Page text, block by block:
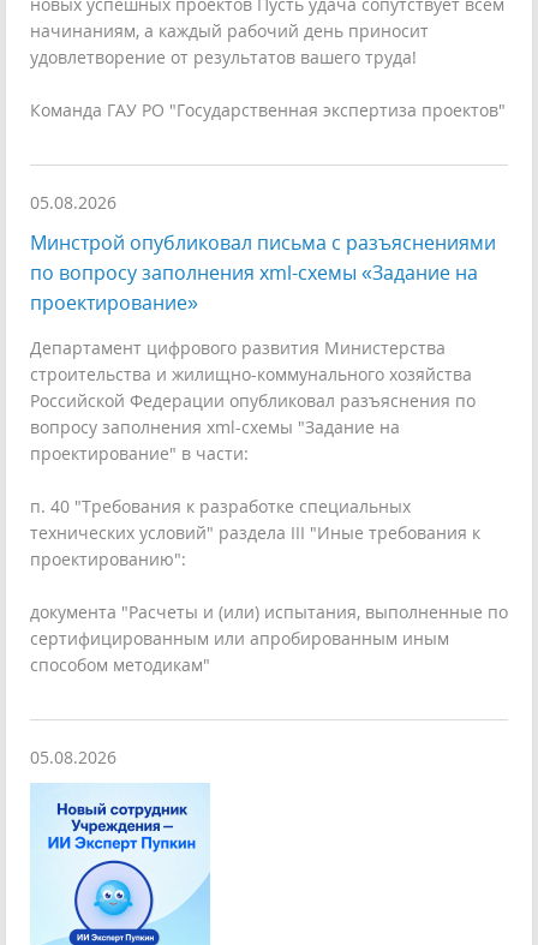
начинаниям, а каждый рабочий день приносит
удовлетворение от результатов вашего труда!
Команда ГАУ РО "Государственная экспертиза проектов"
05.08.2026
Минстрой опубликовал письма с разъяснениями
по вопросу заполнения xml-схемы «Задание на
проектирование»
Департамент цифрового развития Министерства
строительства и жилищно-коммунального хозяйства
Российской Федерации опубликовал разъяснения по
вопросу заполнения xml-схемы "Задание на
проектирование" в части:
п. 40 "Требования к разработке специальных
технических условий" раздела III "Иные требования к
проектированию":
документа "Расчеты и (или) испытания, выполненные по
сертифицированным или апробированным иным
способом методикам"
05.08.2026